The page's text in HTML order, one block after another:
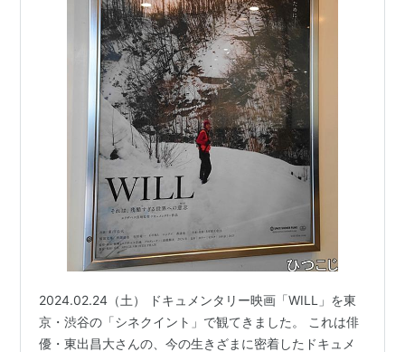
2024.02.24（土） ドキュメンタリー映画「WILL」を東
京・渋谷の「シネクイント」で観てきました。 これは俳
優・東出昌大さんの、今の生きざまに密着したドキュメ